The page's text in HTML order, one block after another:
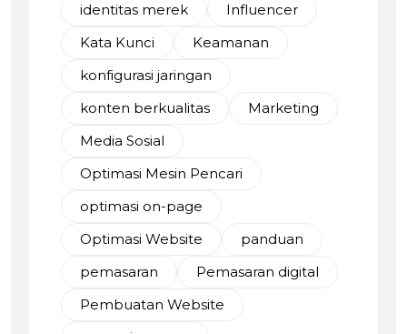
identitas merek
Influencer
Kata Kunci
Keamanan
konfigurasi jaringan
konten berkualitas
Marketing
Media Sosial
Optimasi Mesin Pencari
optimasi on-page
Optimasi Website
panduan
pemasaran
Pemasaran digital
Pembuatan Website